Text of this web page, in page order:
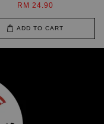
RM 24.90
ADD TO CART